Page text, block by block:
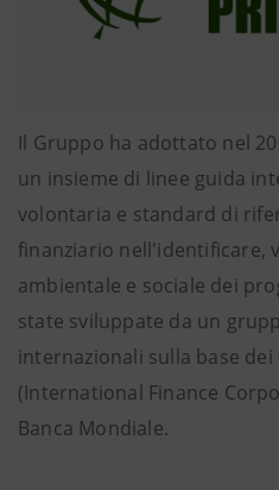
Il Gruppo ha adottato nel
un insieme di linee guida
volontaria e standard di
finanziario nell'identificare,
ambientale e sociale dei
state sviluppate da un
internazionali sulla base dei
(International Finance
Banca Mondiale.